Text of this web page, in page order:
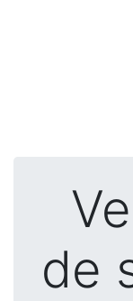
de